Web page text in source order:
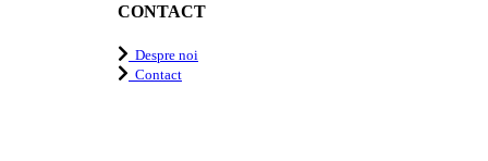
CONTACT
Despre noi
Contact